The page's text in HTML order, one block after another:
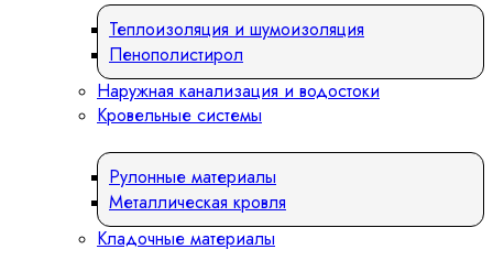
Теплоизоляция и шумоизоляция
Пенополистирол
Наружная канализация и водостоки
Кровельные системы
Рулонные материалы
Металлическая кровля
Кладочные материалы